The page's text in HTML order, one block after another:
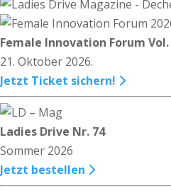
Female Innovation Forum Vol.
21. Oktober 2026.
Jetzt Ticket sichern!
Ladies Drive Nr. 74
Sommer 2026
Jetzt bestellen